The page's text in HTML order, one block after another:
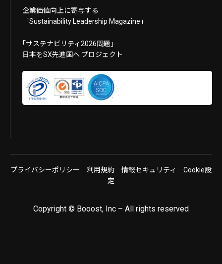
企業価値向上に寄与する
「Sustainability Leadership Magazine」
｢サステナビリティ2026問題｣
日本をSX先進国へ プロジェクト
プライバシーポリシー 利用規約 情報セキュリティ
Cookie設
定
Copyright © Booost, Inc – All rights reserved